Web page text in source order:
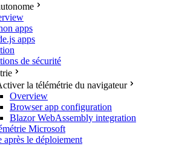
apps
apps
de sécurité
la télémétrie du navigateur
Overview
Browser app configuration
Blazor WebAssembly integration
Microsoft
après le déploiement